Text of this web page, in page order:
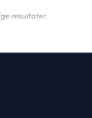
resultater.